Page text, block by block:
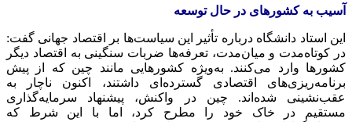
آسیب به کشورهای در حال توسعه
این استاد دانشگاه درباره تأثیر این سیاست‌ها بر اقتصاد جهانی گفت:
در کوتاه‌مدت و میان‌مدت، تعرفه‌ها ضربات سنگینی به اقتصاد دیگر
کشورها وارد می‌کنند. به‌ویژه کشورهایی مانند چین که از پیش
برنامه‌ریزی‌های اقتصادی گسترده‌ای داشتند، اکنون ناچار به
عقب‌نشینی شده‌اند. چین در واکنش، پیشنهاد سرمایه‌گذاری
مستقیم در خاک خود را مطرح کرد، اما با این شرط که